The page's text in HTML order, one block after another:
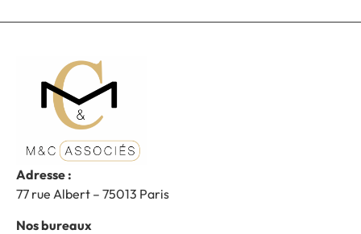
Adresse :
77 rue Albert – 75013 Paris
Nos bureaux